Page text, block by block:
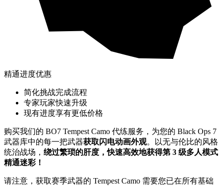
精通进度优惠
简化挑战完成流程
专家玩家快速升级
现有进度享有更低价格
购买我们的 BO7 Tempest Camo 代练服务，为您的 Black Ops 7
武器库中的每一把武器获取闪电动画外观。以无与伦比的风格
统治战场， 绕过繁琐的肝度，快速高效地获得第 3 级多人模式
精通迷彩！
请注意，获取赛季武器的 Tempest Camo 需要您已在所有基础